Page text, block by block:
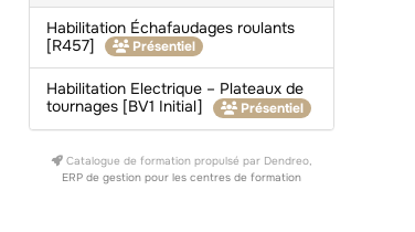
Habilitation Échafaudages roulants
[R457]
Présentiel
Habilitation Electrique – Plateaux de
tournages [BV1 Initial]
Présentiel
Catalogue de formation propulsé par Dendreo,
ERP de gestion pour les centres de formation